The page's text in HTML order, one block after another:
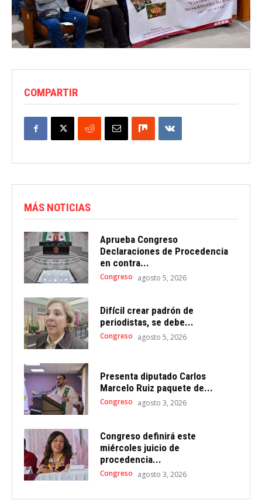
COMPARTIR
MÁS NOTICIAS
Aprueba Congreso
Declaraciones de Procedencia
en contra...
Congreso agosto 5, 2026
Difícil crear padrón de
periodistas, se debe...
Congreso agosto 5, 2026
Presenta diputado Carlos
Marcelo Ruiz paquete de...
Congreso agosto 3, 2026
Congreso definirá este
miércoles juicio de
procedencia...
Congreso agosto 3, 2026